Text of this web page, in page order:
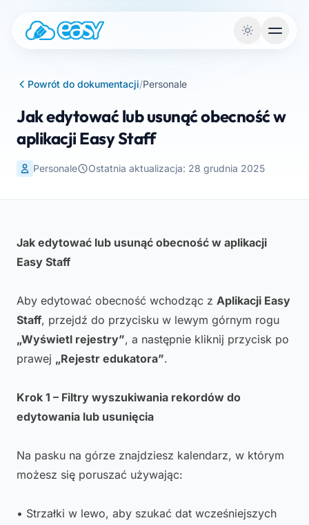
Powrót do dokumentacji/Personale
Jak edytować lub usunąć obecność w
aplikacji Easy Staff
Personale Ostatnia aktualizacja: 28 grudnia 2025
Jak edytować lub usunąć obecność w aplikacji
Easy Staff
Aby edytować obecność wchodząc z Aplikacji Easy
Staff, przejdź do przycisku w lewym górnym rogu
„Wyświetl rejestry”, a następnie kliknij przycisk po
prawej „Rejestr edukatora”.
Krok 1 – Filtry wyszukiwania rekordów do
edytowania lub usunięcia
Na pasku na górze znajdziesz kalendarz, w którym
możesz się poruszać używając:
• Strzałki w lewo, aby szukać dat wcześniejszych